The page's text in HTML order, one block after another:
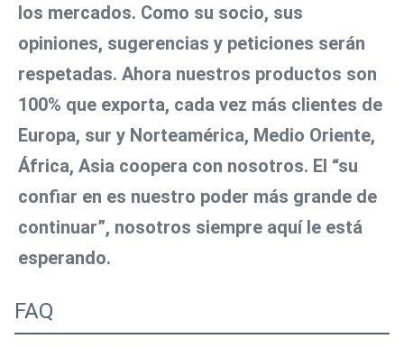
los mercados. Como su socio, sus
opiniones, sugerencias y peticiones serán
respetadas. Ahora nuestros productos son
100% que exporta, cada vez más clientes de
Europa, sur y Norteamérica, Medio Oriente,
África, Asia coopera con nosotros. El “su
confiar en es nuestro poder más grande de
continuar”, nosotros siempre aquí le está
esperando.
FAQ